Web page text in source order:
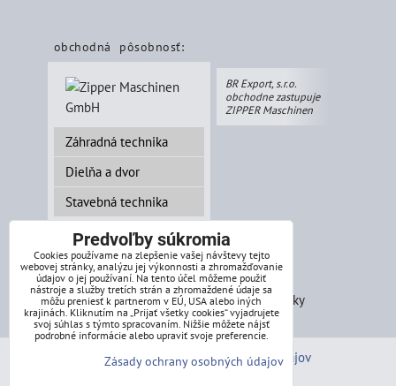
obchodná pôsobnosť:
Záhradná technika
Dielňa a dvor
Stavebná technika
BR Export, s.r.o.
obchodne zastupuje
ZIPPER Maschinen
splátkový systém:
Predvoľby súkromia
Zásady ochrany osobných údajov
Predvoľby súkromia
Cookies používame na zlepšenie vašej návštevy tejto
webovej stránky, analýzu jej výkonnosti a zhromažďovanie
údajov o jej používaní. Na tento účel môžeme použiť
nástroje a služby tretích strán a zhromaždené údaje sa
môžu preniesť k partnerom v EÚ, USA alebo iných
krajinách. Kliknutím na „Prijať všetky cookies“ vyjadrujete
svoj súhlas s týmto spracovaním. Nižšie môžete nájsť
podrobné informácie alebo upraviť svoje preferencie.
Zásady ochrany osobných údajov